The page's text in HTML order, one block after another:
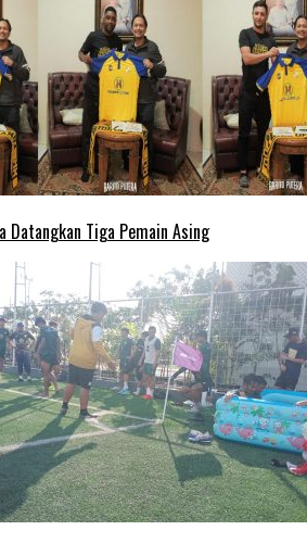
Datangkan Tiga Pemain Asing